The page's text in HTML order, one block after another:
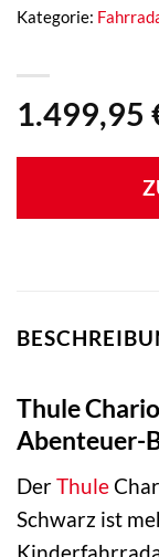
1.499,95
Kategorie:
Thule
Abenteuer-
DerThule
Schwarz ist